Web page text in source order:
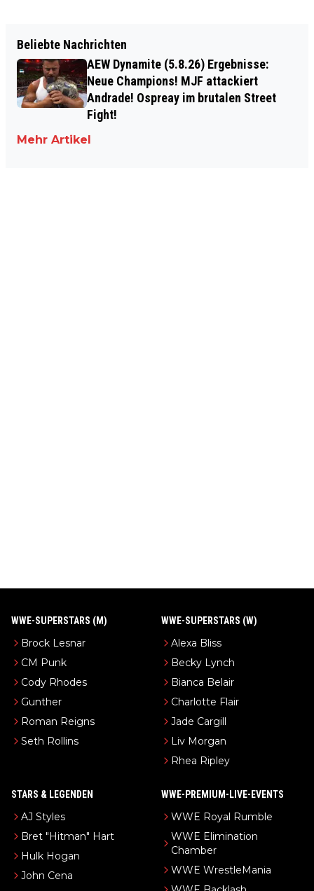
Beliebte Nachrichten
AEW Dynamite (5.8.26) Ergebnisse:
Neue Champions! MJF attackiert
Andrade! Ospreay im brutalen Street
Fight!
Mehr Artikel
WWE-SUPERSTARS (M)
Brock Lesnar
CM Punk
Cody Rhodes
Gunther
Roman Reigns
Seth Rollins
WWE-SUPERSTARS (W)
Alexa Bliss
Becky Lynch
Bianca Belair
Charlotte Flair
Jade Cargill
Liv Morgan
Rhea Ripley
STARS & LEGENDEN
AJ Styles
Bret "Hitman" Hart
Hulk Hogan
John Cena
WWE-PREMIUM-LIVE-EVENTS
WWE Royal Rumble
WWE Elimination
Chamber
WWE WrestleMania